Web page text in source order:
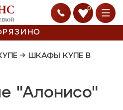
0
→ ШКАФЫ КУПЕ В
"Алонисо"